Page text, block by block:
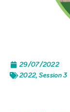
29/07/2022
2022, Session 3